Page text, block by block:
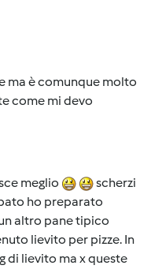
ma è comunque molto
come mi devo
meglio
scherzi
ho preparato
altro pane tipico
lievito per pizze. In
di lievito ma x queste